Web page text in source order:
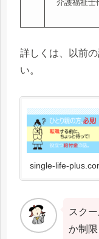
介護福祉士
詳しくは、以前
い。
single-life-
スク
か制